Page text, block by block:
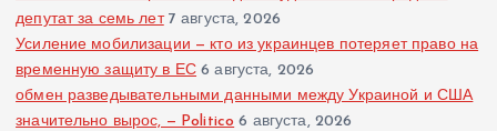
депутат за семь лет 7 августа, 2026
Усиление мобилизации — кто из украинцев потеряет право на
временную защиту в ЕС 6 августа, 2026
обмен разведывательными данными между Украиной и США
значительно вырос, — Politico 6 августа, 2026